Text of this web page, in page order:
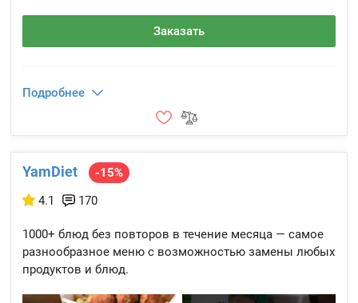
Заказать
Подробнее
YamDiet
-15%
4.1
170
1000+ блюд без повторов в течение месяца — самое
разнообразное меню с возможностью замены любых
продуктов и блюд.